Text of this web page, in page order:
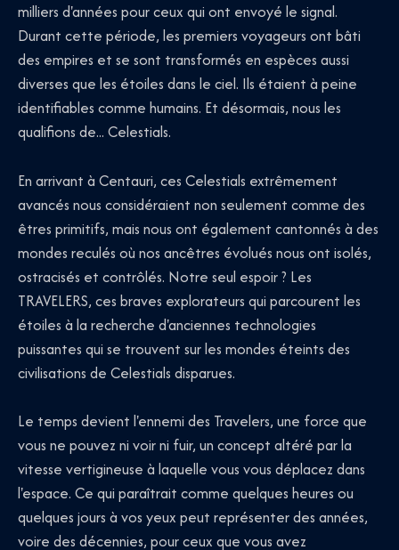
milliers d'années pour ceux qui ont envoyé le signal.
Durant cette période, les premiers voyageurs ont bâti
des empires et se sont transformés en espèces aussi
diverses que les étoiles dans le ciel. Ils étaient à peine
identifiables comme humains. Et désormais, nous les
qualifions de... Celestials.
En arrivant à Centauri, ces Celestials extrêmement
avancés nous considéraient non seulement comme des
êtres primitifs, mais nous ont également cantonnés à des
mondes reculés où nos ancêtres évolués nous ont isolés,
ostracisés et contrôlés. Notre seul espoir ? Les
TRAVELERS, ces braves explorateurs qui parcourent les
étoiles à la recherche d'anciennes technologies
puissantes qui se trouvent sur les mondes éteints des
civilisations de Celestials disparues.
Le temps devient l'ennemi des Travelers, une force que
vous ne pouvez ni voir ni fuir, un concept altéré par la
vitesse vertigineuse à laquelle vous vous déplacez dans
l'espace. Ce qui paraîtrait comme quelques heures ou
quelques jours à vos yeux peut représenter des années,
voire des décennies, pour ceux que vous avez